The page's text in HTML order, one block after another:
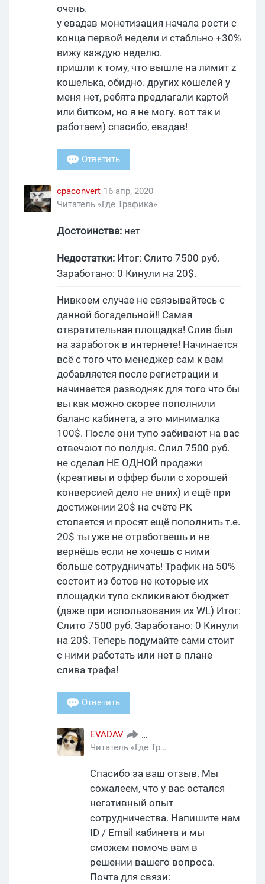
очень.
у евадав монетизация начала рости с
конца первой недели и стабльно +30%
вижу каждую неделю.
пришли к тому, что вышле на лимит z
кошелька, обидно. других кошелей у
меня нет, ребята предлагали картой
или битком, но я не могу. вот так и
работаем) спасибо, евадав!
Ответить
cpaconvert 16 апр, 2020
Читатель «Где Трафика»
Достоинства: нет
Недостатки: Итог: Слито 7500 руб.
Заработано: 0 Кинули на 20$.
Нивкоем случае не связывайтесь с
данной богадельной!! Самая
отвратительная площадка! Слив был
на заработок в интернете! Начинается
всё с того что менеджер сам к вам
добавляется после регистрации и
начинается разводняк для того что бы
вы как можно скорее пополнили
баланс кабинета, а это минималка
100$. После они тупо забивают на вас
отвечают по полдня. Слил 7500 руб.
не сделал НЕ ОДНОЙ продажи
(креативы и оффер были с хорошей
конверсией дело не вних) и ещё при
достижении 20$ на счёте РК
стопается и просят ещё пополнить т.е.
20$ ты уже не отработаешь и не
вернёшь если не хочешь с ними
больше сотрудничать! Трафик на 50%
состоит из ботов не которые их
площадки тупо скликивают бюджет
(даже при использования их WL) Итог:
Слито 7500 руб. Заработано: 0 Кинули
на 20$. Теперь подумайте сами стоит
с ними работать или нет в плане
слива трафа!
Ответить
EVADAV cpaconvert
Читатель «Где Трафика»
Спасибо за ваш отзыв. Мы
сожалеем, что у вас остался
негативный опыт
сотрудничества. Напишите нам
ID / Email кабинета и мы
сможем помочь вам в
решении вашего вопроса.
Почта для связи: